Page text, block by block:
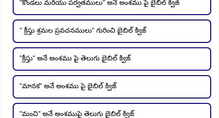
"కొండలు మరియు పర్వతములు" అనే అంశము పై బైబిల్ క్విజ్
" క్రీస్తు శ్రమల ప్రవచనములు" గురించి బైబిల్ క్విజ్
"క్రీస్తు" అనే అంశము పై తెలుగు బైబిల్ క్విజ్
"మానక" అనే అంశము పై బైబిల్ క్విజ్
"మంచి" అనే అంశముపై తెలుగు బైబిల్ క్విజ్